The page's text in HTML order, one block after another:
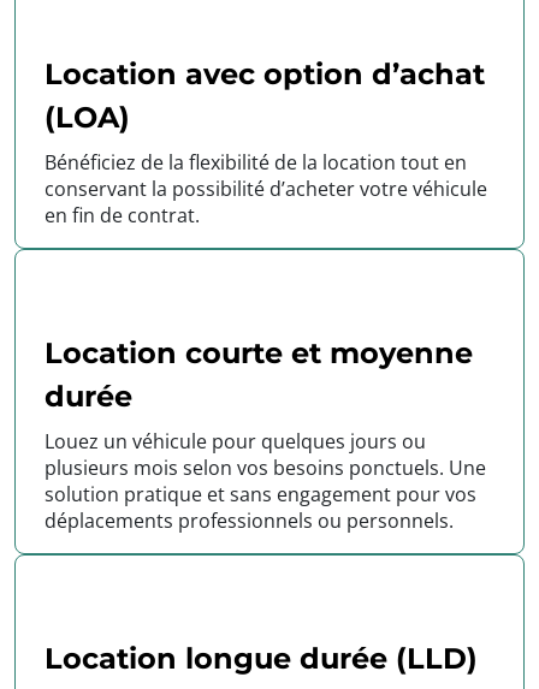
Location avec option d’achat
(LOA)
Bénéficiez de la flexibilité de la location tout en
conservant la possibilité d’acheter votre véhicule
en fin de contrat.
Location courte et moyenne
durée
Louez un véhicule pour quelques jours ou
plusieurs mois selon vos besoins ponctuels. Une
solution pratique et sans engagement pour vos
déplacements professionnels ou personnels.
Location longue durée (LLD)